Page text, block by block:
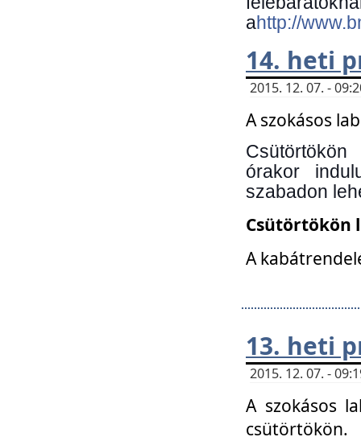
ahttp://
14. heti
2015. 12. 07. -
A szokásos
órakor
szabadon
Csütörtökön
A
13. heti
2015. 12. 07. -
A szokásos
csütörtökön.